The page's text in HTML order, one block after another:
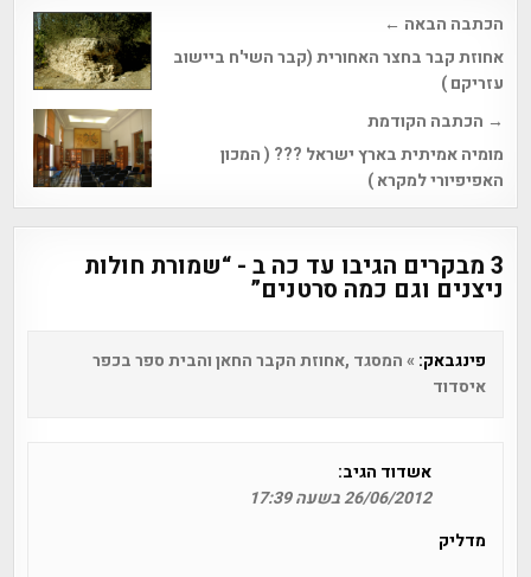
Post
navigation
הכתבה הבאה ←
אחוזת קבר בחצר האחורית (קבר השי'ח ביישוב
עזריקם )
→ הכתבה הקודמת
מומיה אמיתית בארץ ישראל ??? ( המכון
האפיפיורי למקרא )
3 מבקרים הגיבו עד כה ב - “ שמורת חולות
ניצנים וגם כמה סרטנים”
פינגבאק: » המסגד ,אחוזת הקבר החאן והבית ספר בכפר
איסדוד
אשדוד הגיב:
26/06/2012 בשעה 17:39
מדליק